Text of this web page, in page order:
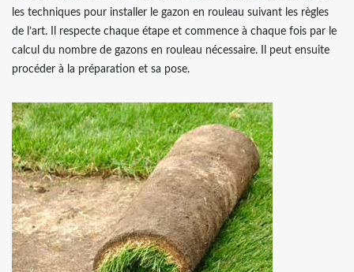
les techniques pour installer le gazon en rouleau suivant les règles
de l’art. Il respecte chaque étape et commence à chaque fois par le
calcul du nombre de gazons en rouleau nécessaire. Il peut ensuite
procéder à la préparation et sa pose.